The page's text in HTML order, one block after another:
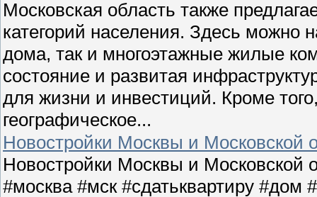
Московская область также
категорий населения. Здесь можно
дома, так и многоэтажные жилые
состояние и развитая
для жизни и инвестиций. Кроме
географическое...
Новостройки Москвы и Московской
Новостройки Москвы и Московской
#москва #мск #сдатьквартиру #дом